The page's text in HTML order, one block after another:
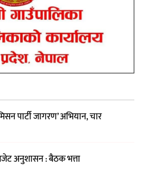
पार्टी जागरण’ अभियान, चार
अनुशासन : बैठक भत्ता